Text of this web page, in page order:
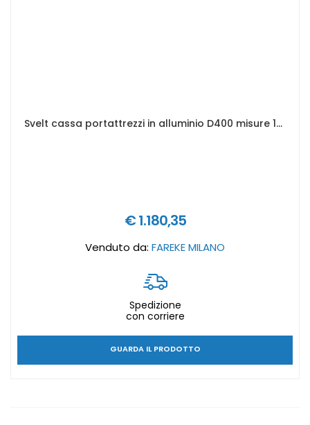
Svelt cassa portattrezzi in alluminio D400 misure 1532 x 585 x 515 mm
€ 1.180,35
Venduto da: FAREKE MILANO
Spedizione
con corriere
GUARDA IL PRODOTTO